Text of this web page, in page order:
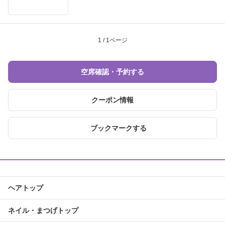
1 / 1ページ
空席確認・予約する
クーポン情報
ブックマークする
ヘアトップ
ネイル・まつげトップ